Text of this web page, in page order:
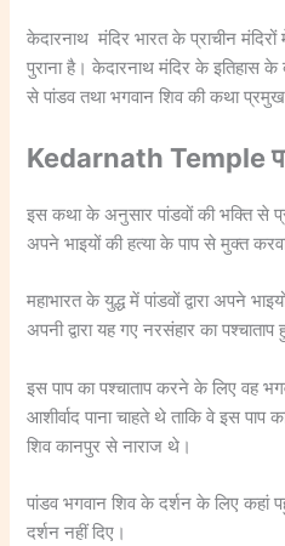
केदारनाथ मंदिर भारत के प्राचीन
पुराना है। केदारनाथ मंदिर के इतिहास
से पांडव तथा भगवान शिव की कथा
Kedarnath Temple
इस कथा के अनुसार पांडवों की भक्ति से
अपने भाइयों की हत्या के पाप से मुक्त
महाभारत के युद्ध में पांडवों द्वारा अपने
अपनी द्वारा यह गए नरसंहार का
इस पाप का पश्चाताप करने के लिए वह
आशीर्वाद पाना चाहते थे ताकि वे इस
शिव कानपुर से नाराज थे।
पांडव भगवान शिव के दर्शन के लिए कहां
दर्शन नहीं दिए।